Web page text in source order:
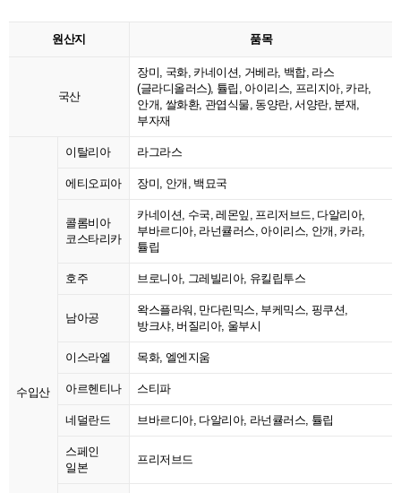
원산지 품목
국산
장미, 국화, 카네이션, 거베라, 백합, 라스
(글라디올러스), 튤립, 아이리스, 프리지아, 카라,
안개, 쌀화환, 관엽식물, 동양란, 서양란, 분재,
부자재
수입산
이탈리아 라그라스
에티오피아 장미, 안개, 백묘국
콜롬비아
코스타리카
카네이션, 수국, 레몬잎, 프리저브드, 다알리아,
부바르디아, 라넌큘러스, 아이리스, 안개, 카라,
튤립
호주 브로니아, 그레빌리아, 유킬립투스
남아공
왁스플라워, 만다린믹스, 부케믹스, 핑쿠션,
방크샤, 버질리아, 울부시
이스라엘 목화, 엘엔지움
아르헨티나 스티파
네덜란드 브바르디아, 다알리아, 라넌큘러스, 튤립
스페인
일본
프리저브드